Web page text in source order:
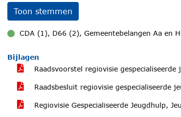
Toon stemmen
CDA (1), D66 (2), Gemeentebelangen Aa en
Bijlagen
Raadsvoorstel regiovisie gespecialiseerde
Raadsbesluit regiovisie gespecialiseerde
Regiovisie Gespecialiseerde Jeugdhulp,